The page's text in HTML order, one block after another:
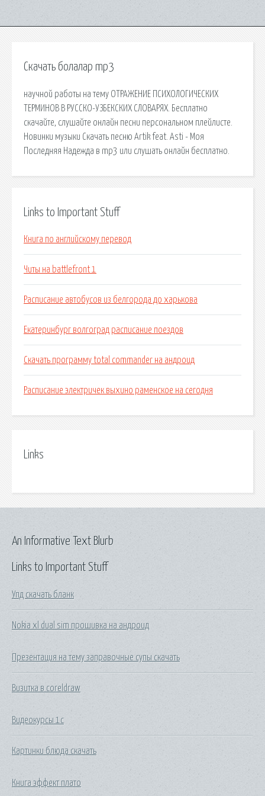
Скачать болалар mp3
научной работы на тему ОТРАЖЕНИЕ ПСИХОЛОГИЧЕСКИХ
ТЕРМИНОВ В РУССКО-УЗБЕКСКИХ СЛОВАРЯХ. Бесплатно
скачайте, слушайте онлайн песни персональном плейлисте.
Новинки музыки Скачать песню Artik feat. Asti - Моя
Последняя Надежда в mp3 или слушать онлайн бесплатно.
Links to Important Stuff
Книга по английскому перевод
Читы на battlefront 1
Расписание автобусов из белгорода до харькова
Екатеринбург волгоград расписание поездов
Скачать программу total commander на андроид
Расписание электричек выхино раменское на сегодня
Links
Links to Important Stuff
Упд скачать бланк
Nokia xl dual sim прошивка на андроид
Презентация на тему заправочные супы скачать
Визитка в coreldraw
Видеокурсы 1с
Картинки блюда скачать
Книга эффект плато
An Informative Text Blurb